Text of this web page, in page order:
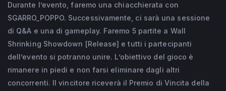
Durante l’evento, faremo una chiacchierata con
SGARRO_POPPO. Successivamente, ci sarà una sessione
di Q&A e una di gameplay. Faremo 5 partite a Wall
Shrinking Showdown [Release] e tutti i partecipanti
dell’evento si potranno unire. L’obiettivo del gioco è
rimanere in piedi e non farsi eliminare dagli altri
concorrenti. Il vincitore riceverà il Premio di Vincita della